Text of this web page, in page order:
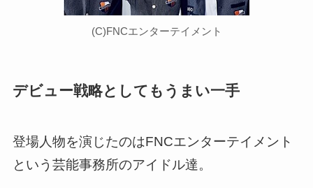
(C)FNCエンターテイメント
デビュー戦略としてもうまい一手
登場人物を演じたのはFNCエンターテイメント
という芸能事務所のアイドル達。